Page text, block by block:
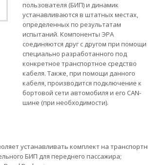
пользователя (БИП) и динамик
устанавливаются в штатных местах,
определенных по результатам
испытаний. Компоненты ЭРА
соединяются друг с другом при помощи
специально разработанного под
конкретное транспортное средство
кабеля. Также, при помощи данного
кабеля, производится подключение к
бортовой сети автомобиля и его CAN-
шине (при необходимости).
устанавливать комплект на
БИП для переднего пассажира;